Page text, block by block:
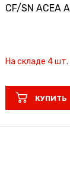
CF/SN ACEA
На складе 4 шт.
КУПИТЬ